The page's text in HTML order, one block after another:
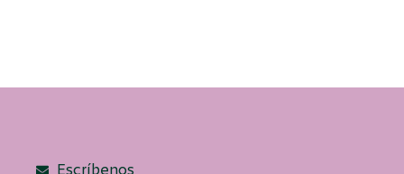
Escríbenos